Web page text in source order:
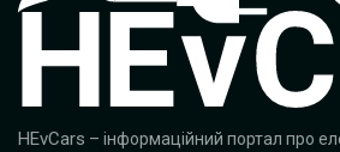
HEvCars – інформаційний портал про